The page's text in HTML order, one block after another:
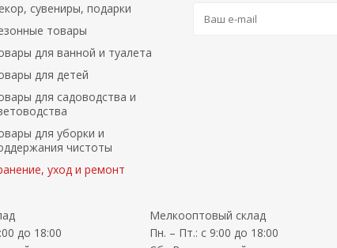
сувениры, подарки
товары
для ванной и туалета
для детей
для садоводства и
для уборки и
чистоты
уход и ремонт
до 18:00
Мелкооптовый склад
Пн. – Пт.: с 9:00 до 18:00